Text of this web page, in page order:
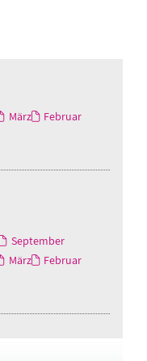
März
Februar
September
März
Februar